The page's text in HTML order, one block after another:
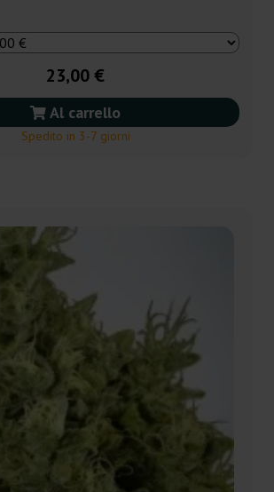
23,00 €
Al carrello
Spedito in 3-7 giorni